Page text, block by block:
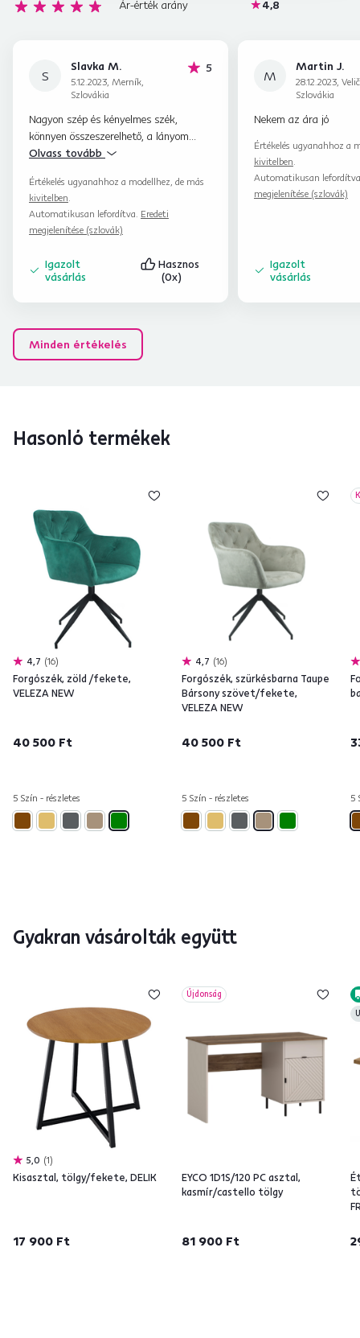
Ár-érték arány 4,8
S
Slavka M.
5.12.2023, Merník,
Szlovákia
5hviezdičiek
Nagyon szép és kényelmes szék,
könnyen összeszerelhető, a lányom
rendkívül elégedett 🙂
Olvass tovább
Értékelés ugyanahhoz a modellhez, de más
kivitelben.
Automatikusan lefordítva. Eredeti
megjelenítése (szlovák)
Igazolt
vásárlás
Hasznos
(0x)
M
Martin J.
28.12.2023,
Szlovákia
Nekem az ára jó
Értékelés ugyanahhoz a
kivitelben.
Automatikusan
megjelenítése (szlovák)
Igazolt
vásárlás
Minden értékelés
Hasonló termékek
4,7 16
Forgószék, zöld /fekete,
VELEZA NEW
40 500 Ft
5 Szín - részletes
4,7 16
Forgószék, szürkésbarna Taupe
Bársony szövet/fekete,
VELEZA NEW
40 500 Ft
5 Szín - részletes 5
Gyakran vásárolták együtt
5,0 1
Kisasztal, tölgy/fekete, DELIK
17 900 Ft
Újdonság
EYCO 1D1S/120 PC asztal,
kasmír/castello tölgy
81 900 Ft